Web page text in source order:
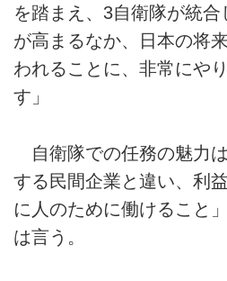
を踏まえ、3自衛隊が統
が高まるなか、日本の将
われることに、非常にや
す」
自衛隊での任務の魅力
する民間企業と違い、利
に人のために働けること
は言う。